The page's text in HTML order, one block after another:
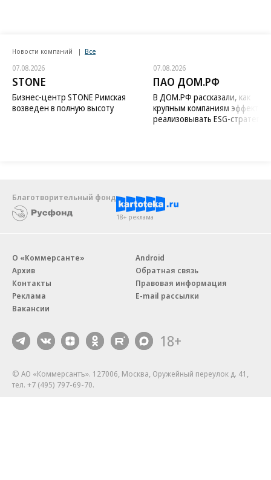
Новости компаний Все
07.08.2026
STONE
Бизнес-центр STONE Римская
возведен в полную высоту
07.08.2026
ПАО ДОМ.РФ
В ДОМ.РФ рассказали, как
крупным компаниям
реализовывать ESG-стратегию
Благотворительный фонд
18+ реклама
О «Коммерсанте»
Архив
Контакты
Реклама
Вакансии
Android
Обратная связь
Правовая информация
E-mail рассылки
18+
© АО «Коммерсантъ». 127006, Москва, Оружейный переулок д. 41,
тел. +7 (495) 797-69-70.